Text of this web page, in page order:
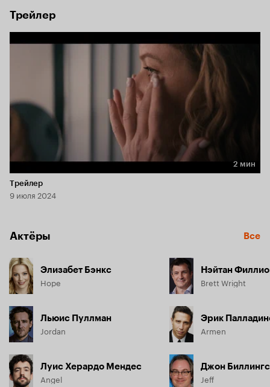
что именно Энджел устраивает ей пакости с целью
уничтожить её бизнес.
Трейлер
Длительность 2 мин
2 мин
Трейлер
9 июля 2024
Актёры Все
Элизабет Бэнкс
Hope
Льюис Пуллман
Jordan
Луис Херардо Мендес
Angel
Нэйтан
Brett Wright
Эрик
Armen
Джон
Jeff